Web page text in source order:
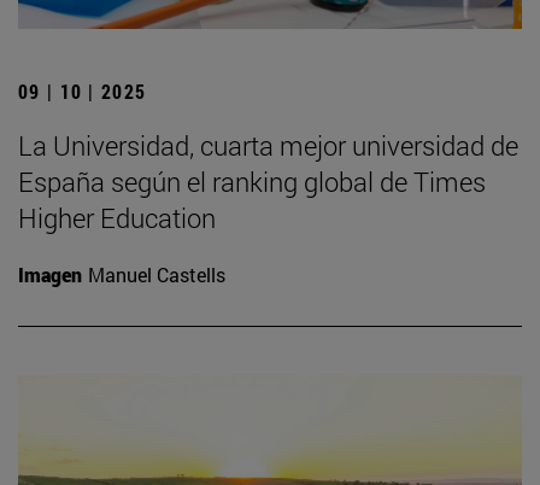
09 | 10 | 2025
La Universidad, cuarta mejor universidad de
España según el ranking global de Times
Higher Education
Imagen Manuel Castells